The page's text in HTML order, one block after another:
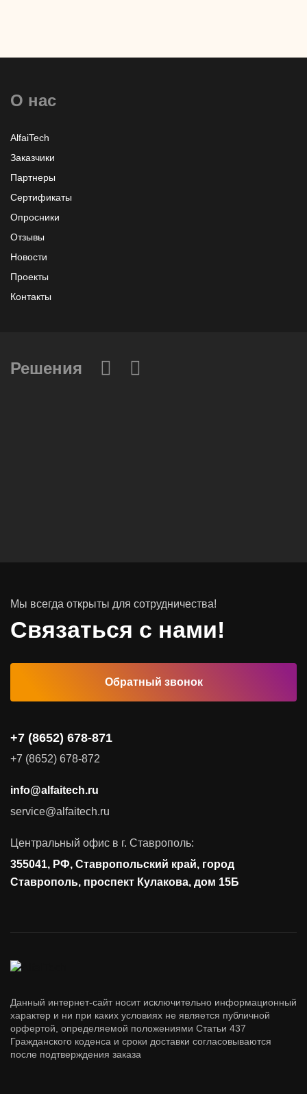
+7 (8652) 678-871
info@alfaitech.ru
355041, РФ, Ставропольский край, город
Ставрополь, проспект Кулакова, дом 15Б
О нас
AlfaiTech
Заказчики
Партнеры
Сертификаты
Опросники
Отзывы
Новости
Проекты
Контакты
Решения
Автоматизированные рабочие места
Видеоконференцсвязь
Поставка продуктов для резервного копирования данных
Соответствие требованиям и стандартам
Антивирусная защита
Управление доступом
Сетевая безопасность
Мы всегда открыты для сотрудничества!
Связаться с нами!
Обратный звонок
+7 (8652) 678-871
+7 (8652) 678-872
info@alfaitech.ru
service@alfaitech.ru
Центральный офис в г. Ставрополь:
355041, РФ, Ставропольский край, город
Ставрополь, проспект Кулакова, дом 15Б
Данный интернет-сайт носит исключительно информационный
характер и ни при каких условиях не является публичной
орфертой, определяемой положениями Статьи 437
Гражданского коденса и сроки доставки согласовываются
после подтверждения заказа